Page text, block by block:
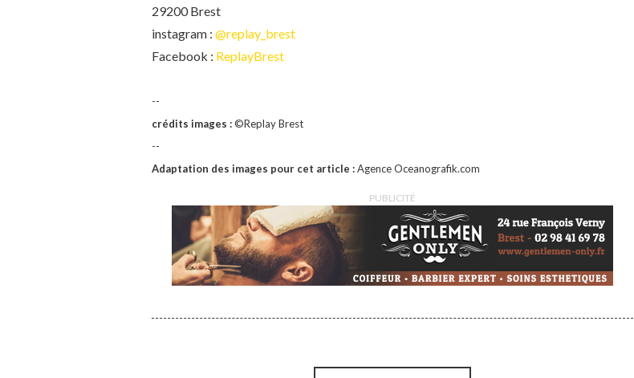
29200 Brest
instagram : @replay_brest
Facebook : ReplayBrest
--
crédits images :©Replay Brest
--
Adaptation des images pour cet article :Agence Oceanografik.com
PUBLICITÉ